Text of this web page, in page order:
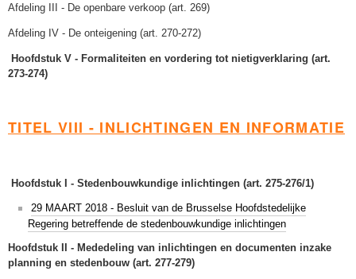
Afdeling III - De openbare verkoop (art. 269)
Afdeling IV - De onteigening (art. 270-272)
Hoofdstuk V - Formaliteiten en vordering tot nietigverklaring (art.
273-274)
TITEL VIII - INLICHTINGEN EN INFORMATIE
Hoofdstuk I - Stedenbouwkundige inlichtingen (art. 275-276/1)
29 MAART 2018 - Besluit van de Brusselse Hoofdstedelijke
Regering betreffende de stedenbouwkundige inlichtingen
Hoofdstuk II - Mededeling van inlichtingen en documenten inzake
planning en stedenbouw (art. 277-279)